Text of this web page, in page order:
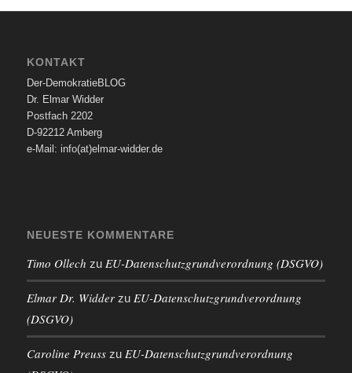
KONTAKT
Der-DemokratieBLOG
Dr. Elmar Widder
Postfach 2202
D-92212 Amberg
e-Mail: info(at)elmar-widder.de
NEUESTE KOMMENTARE
Timo Ollech zu EU-Datenschutzgrundverordnung (DSGVO)
Elmar Dr. Widderzu EU-Datenschutzgrundverordnung
(DSGVO)
Caroline Preusszu EU-Datenschutzgrundverordnung